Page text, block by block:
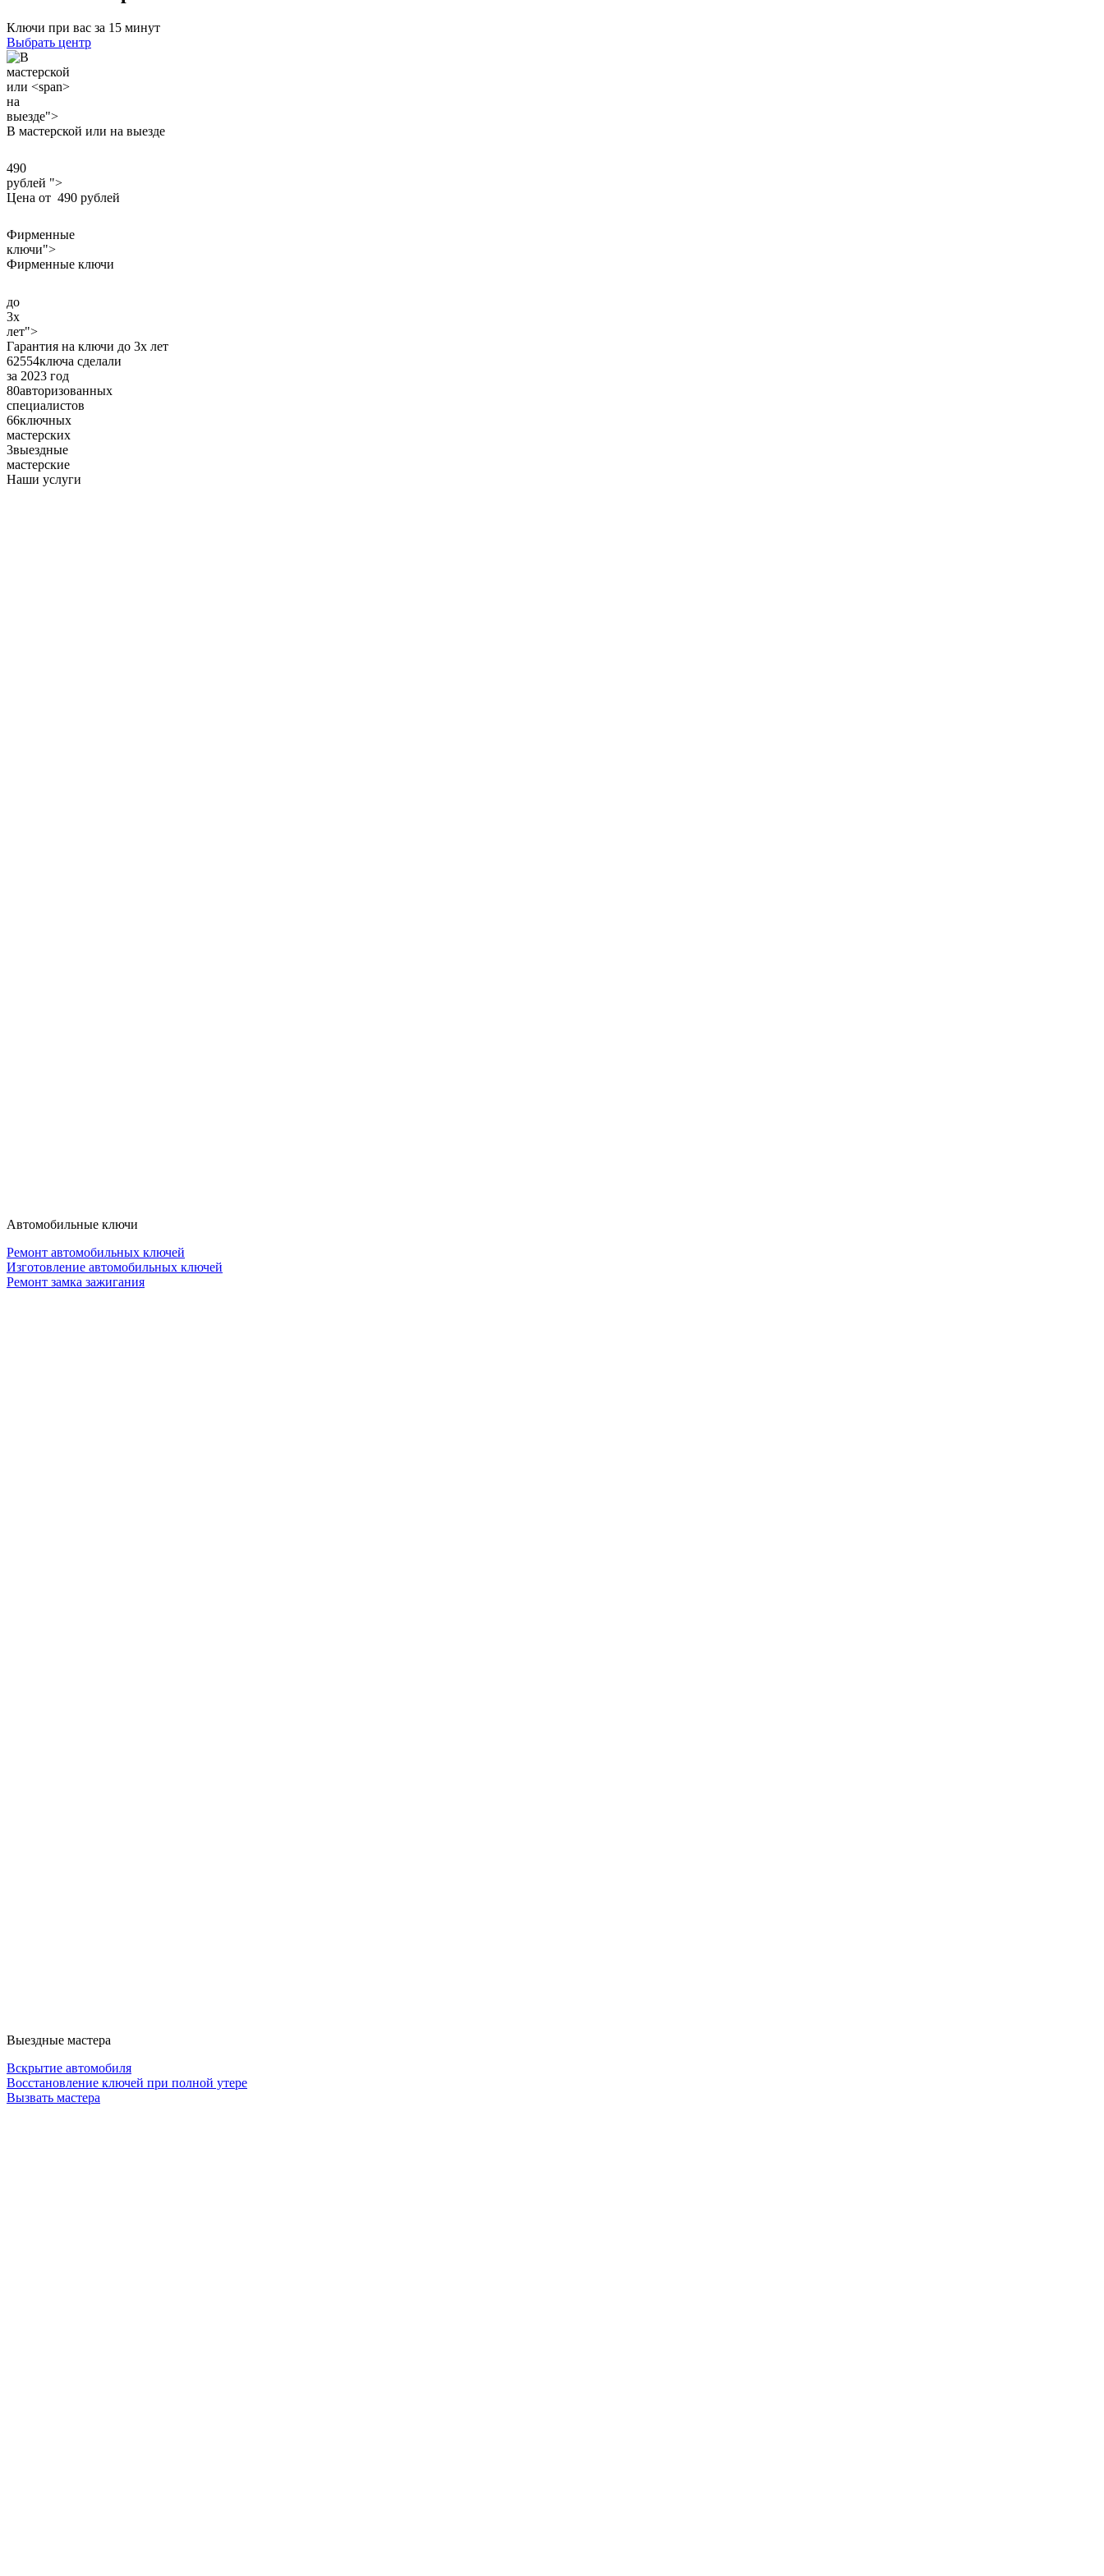
Ключи при вас за 15 минут
Выбрать центр
на
выезде">
В мастерской или на выезде
490
рублей ">
Цена от 490 рублей
Фирменные
ключи">
Фирменные ключи
до
3х
лет">
Гарантия на ключи до 3х лет
62554ключа сделали
за 2023 год
80авторизованных
специалистов
66ключных
мастерских
3выездные
мастерские
Наши услуги
Автомобильные ключи
Ремонт автомобильных ключей
Изготовление автомобильных ключей
Ремонт замка зажигания
Выездные мастера
Вскрытие автомобиля
Восстановление ключей при полной утере
Вызвать мастера